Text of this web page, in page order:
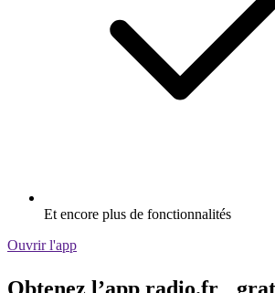
Et encore plus de fonctionnalités
Ouvrir l'app